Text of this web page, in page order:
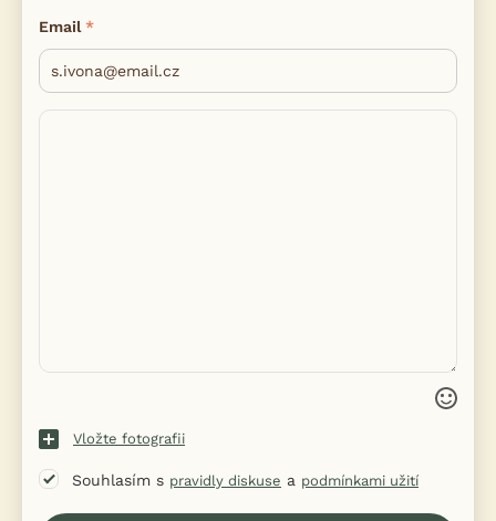
Email
Vložte fotografii
Souhlasím s pravidly diskuse a podmínkami užití